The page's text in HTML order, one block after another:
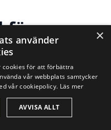
för
i
nära
×
använder
cookies för att förbättra
vår webbplats samtycker
vår cookiepolicy. Läs mer
AVVISA ALLT